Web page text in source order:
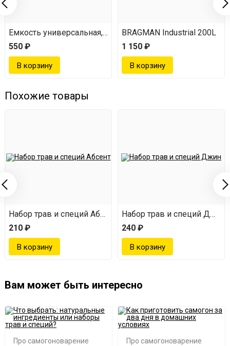
Емкость универсальная, 32 л
550 ₽
BRAGMAN Industrial 200L
1 150 ₽
Похожие товары
Ром
Набор трав и специй Абсент
210 ₽
Набор трав и специй Джин
240 ₽
Вам может быть интересно
Про самогоноварение Про самогоноварение